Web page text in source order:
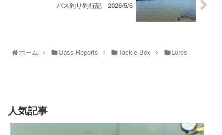
バス釣り釣行記 2026/5/6
ホーム Bass Reports Tackle Box Lures
人気記事